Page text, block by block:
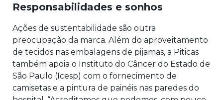
Responsabilidades e sonhos
Ações de sustentabilidade são outra
preocupação da marca. Além do aproveitamento
de tecidos nas embalagens de pijamas, a Piticas
também apoia o Instituto do Câncer do Estado de
São Paulo (Icesp) com o fornecimento de
camisetas e a pintura de painéis nas paredes do